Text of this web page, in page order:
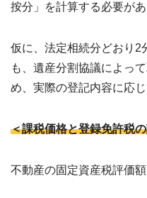
按分」を計算する必要があ
仮に、法定相続分どおり2
も、遺産分割協議によっ
め、実際の登記内容に応じ
＜課税価格と登録免許税
不動産の固定資産税評価